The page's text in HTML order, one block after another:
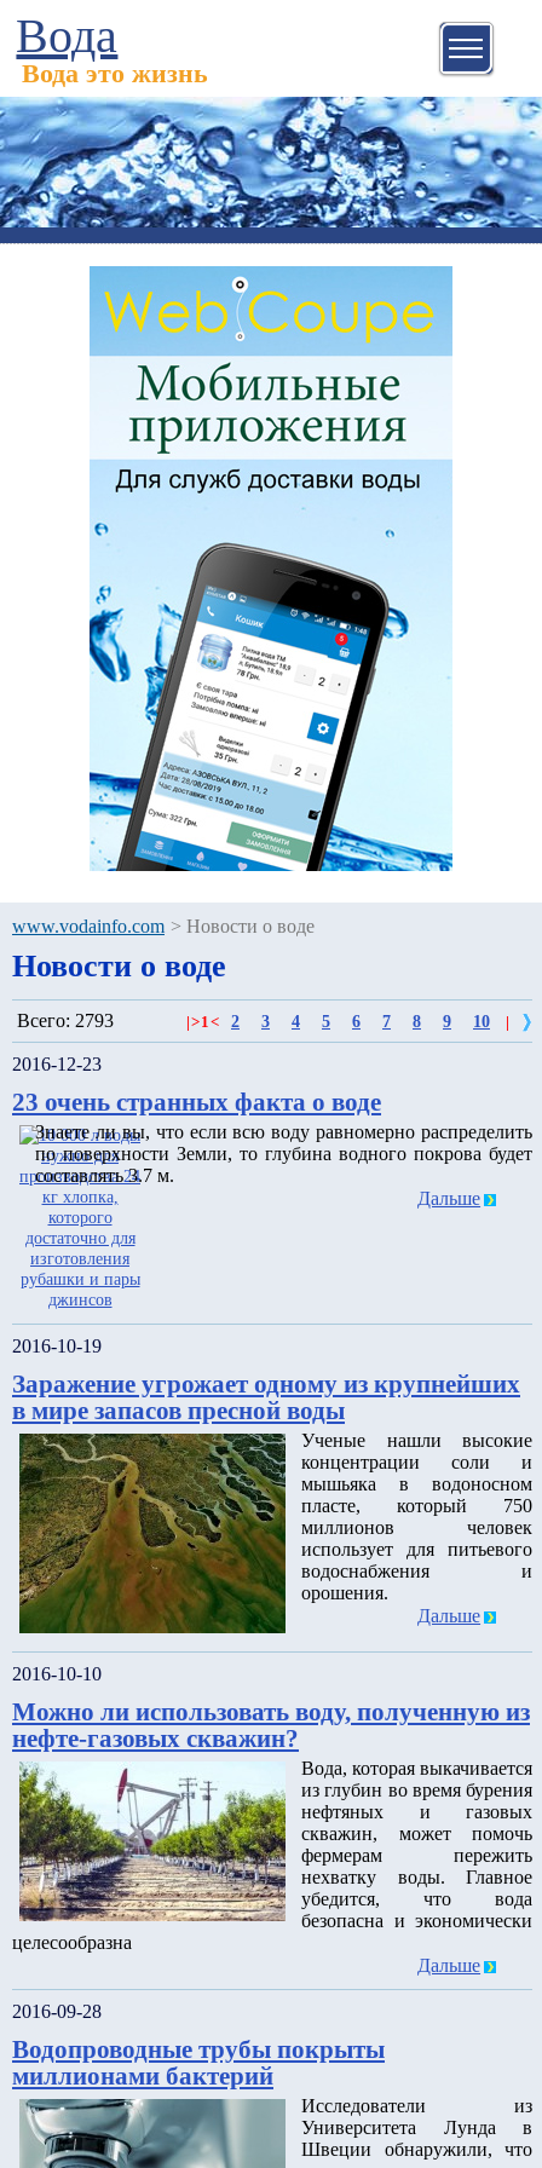
Вода
Вода это жизнь
www.vodainfo.com > Новости о воде
Новости о воде
Всего: 2793 >1< 2 3 4 5 6 7 8 9 10
2016-12-23
23 очень странных факта о воде
Знаете ли вы, что если всю воду равномерно распределить
по поверхности Земли, то глубина водного покрова будет
составлять 3.7 м.
Дальше
2016-10-19
Заражение угрожает одному из крупнейших
в мире запасов пресной воды
Ученые нашли высокие
концентрации соли и
мышьяка в водоносном
пласте, который 750
миллионов человек
использует для питьевого
водоснабжения и
орошения.
Дальше
2016-10-10
Можно ли использовать воду, полученную из
нефте-газовых скважин?
Вода, которая выкачивается
из глубин во время бурения
нефтяных и газовых
скважин, может помочь
фермерам пережить
нехватку воды. Главное
убедится, что вода
безопасна и экономически
целесообразна
Дальше
2016-09-28
Водопроводные трубы покрыты
миллионами бактерий
Исследователи из
Университета Лунда в
Швеции обнаружили, что